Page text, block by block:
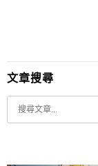
文章搜尋